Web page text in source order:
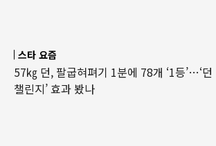
스타 요즘
57㎏ 던, 팔굽혀펴기 1분에 78개 ‘1등’…‘던
챌린지’ 효과 봤나